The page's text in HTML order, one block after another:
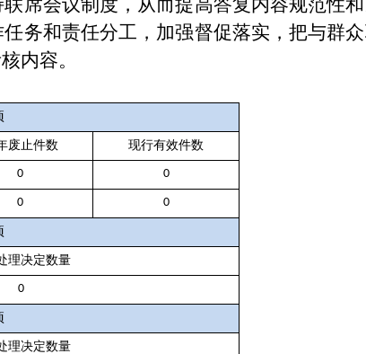
席会议制度，从而提高答复内容规范性
务和责任分工，加强督促落实，把与群
内容。
废止件数 现行有效件数
0 0
0 0
理决定数量
0
理决定数量